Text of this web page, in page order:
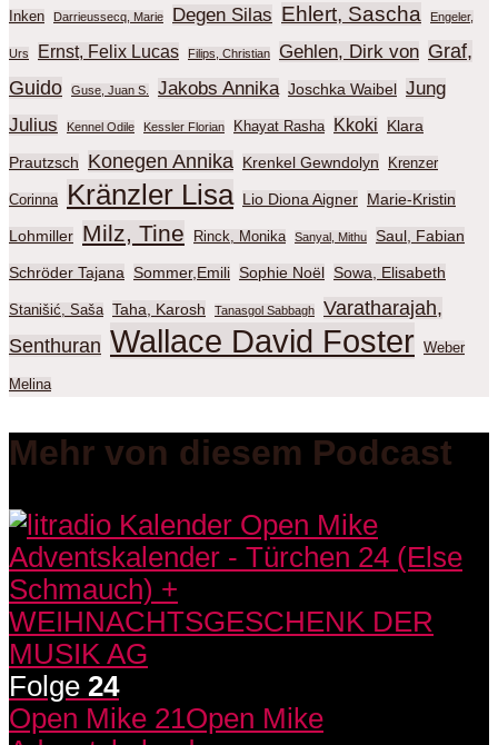
Inken Darrieussecq, Marie Degen Silas Ehlert, Sascha Engeler,
Urs Ernst, Felix Lucas Filips, Christian Gehlen, Dirk von Graf,
Guido
Guse, Juan S. Jakobs Annika Joschka Waibel Jung
Julius
Kennel Odile Kessler Florian Khayat Rasha Kkoki Klara
Prautzsch Konegen Annika Krenkel Gewndolyn Krenzer
Corinna Kränzler Lisa Lio Diona Aigner Marie-Kristin
Lohmiller Milz, Tine Rinck, Monika Sanyal, Mithu Saul, Fabian
Schröder Tajana Sommer,Emili Sophie Noël Sowa, Elisabeth
Stanišić, Saša Taha, Karosh Tanasgol Sabbagh
Varatharajah,
Senthuran Wallace David Foster Weber
Melina
Mehr von diesem Podcast
Folge 24
Open Mike 21Open Mike